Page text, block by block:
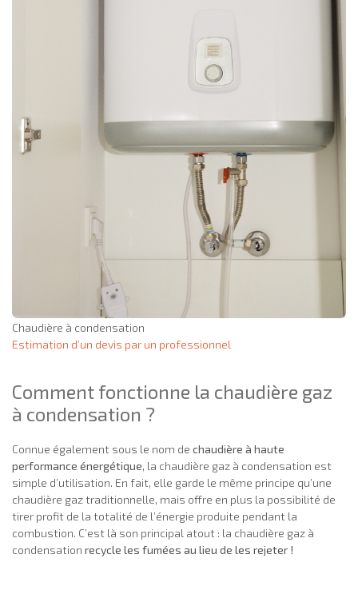
Chaudière à condensation
Estimation d’un devis par un professionnel
Comment fonctionne la chaudière gaz
à condensation ?
Connue également sous le nom de chaudière à haute
performance énergétique, la chaudière gaz à condensation est
simple d’utilisation. En fait, elle garde le même principe qu’une
chaudière gaz traditionnelle, mais offre en plus la possibilité de
tirer profit de la totalité de l’énergie produite pendant la
combustion. C’est là son principal atout : la chaudière gaz à
condensation recycle les fumées au lieu de les rejeter !